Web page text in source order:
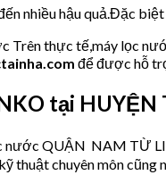
nhiều hậu quả.Đặc
Trên thực tế,máy lọc
để được hỗ
tại HUYỆN
nước QUẬN NAM TỪ
thuật chuyên môn cũng